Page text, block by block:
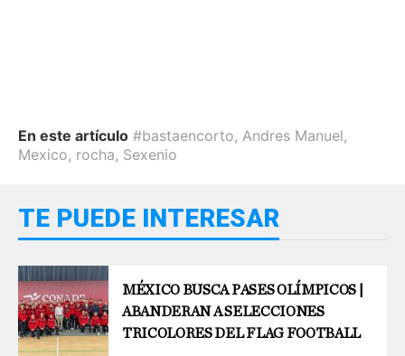
En este artículo #bastaencorto, Andres Manuel,
Mexico, rocha, Sexenio
TE PUEDE INTERESAR
MÉXICO BUSCA PASES OLÍMPICOS |
ABANDERAN A SELECCIONES
TRICOLORES DEL FLAG FOOTBALL